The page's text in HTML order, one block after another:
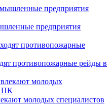
предприятия
противопожарные рейды в
молодых специалистов